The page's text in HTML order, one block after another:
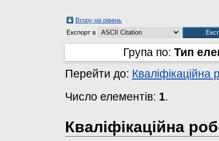
Вгору на рівень
Експорт в
Група по: Тип
Перейти до: Кваліфікаційна
Число елементів: 1.
Кваліфікаційна